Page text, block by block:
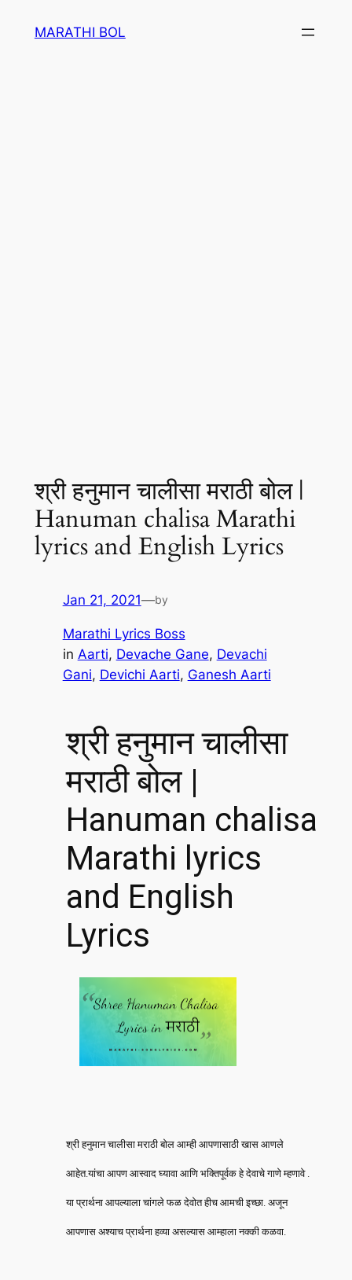
MARATHI BOL
श्री हनुमान चालीसा मराठी बोल |
Hanuman chalisa Marathi
lyrics and English Lyrics
Jan 21, 2021—by
Marathi Lyrics Boss
in Aarti, Devache Gane, Devachi
Gani, Devichi Aarti, Ganesh Aarti
श्री हनुमान चालीसा
मराठी बोल |
Hanuman chalisa
Marathi lyrics
and English
Lyrics
श्री हनुमान चालीसा मराठी बोल आम्ही आपणासाठी खास आणले
आहेत.यांचा आपण आस्वाद घ्यावा आणि भक्तिपूर्वक हे देवाचे गाणे म्हणावे .
या प्रार्थना आपल्याला चांगले फळ देवोत हीच आमची इच्छा. अजून
आपणास अश्याच प्रार्थना हव्या असल्यास आम्हाला नक्की कळवा.